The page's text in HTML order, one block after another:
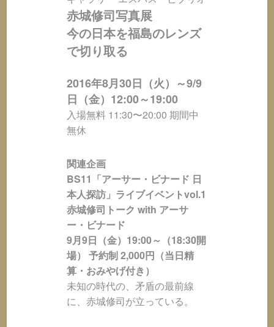
赤城修司写真展
今の日本を福島のレンズ
で切り取る
2016年8月30日（火）～9/9
日（金）12:00～19:00
入場無料 11:30〜20:00 期間中
無休
関連企画
BS11「アーサー・ビナード 日
本人探訪」ライブイベントvol.1
赤城修司トーク with アーサ
ー・ビナード
9月9日（金）19:00～（18:30開
場） 予約制 2,000円（当日精
算・おみやげ付き）
未知の時代の、矛盾の最前線
に、赤城修司が立っている。